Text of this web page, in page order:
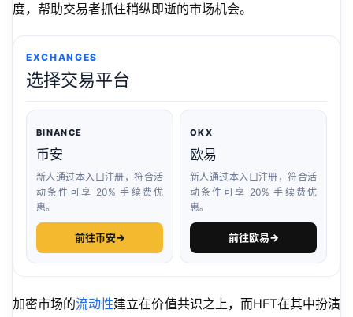
度，帮助交易者抓住稍纵即逝的市场机会。
EXCHANGES
选择交易平台
BINANCE
币安
新人通过本入口注册，符合活
动条件可享 20% 手续费优
惠。
前往币安→
OKX
欧易
新人通过本入口注册，符合活
动条件可享 20% 手续费优
惠。
前往欧易→
加密市场的流动性建立在价值共识之上，而HFT在其中扮演